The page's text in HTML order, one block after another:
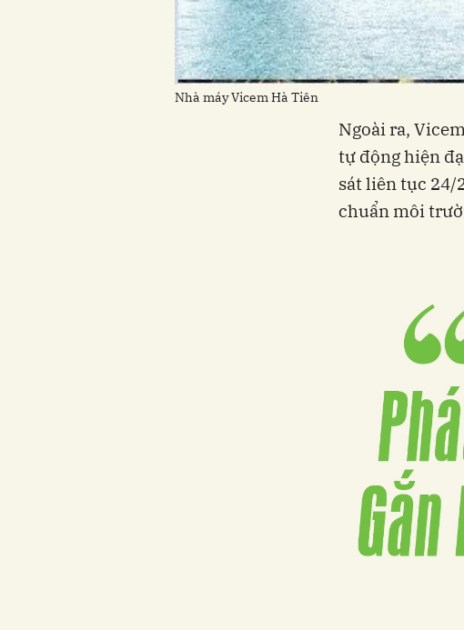
Nhà máy Vicem Hà Tiên
Ngoài ra,
tự động hiện
sát liên tục 24/
chuẩn môi